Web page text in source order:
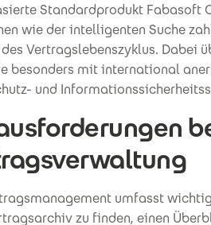
Standardprodukt Fabasoft
wie der intelligenten Suche
Vertragslebenszyklus. Dabei
besonders mit international
und
umfasst
zu finden, einen